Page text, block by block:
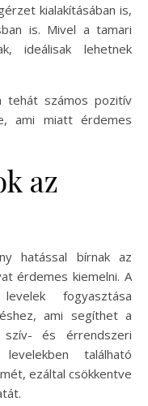
kialakításában is,
is. Mivel a tamari
ideálisak lehetnek
tehát számos pozitív
ami miatt érdemes
az
hatással bírnak az
érdemes kiemelni. A
fogyasztása
ami segíthet a
és érrendszeri
található
ezáltal csökkentve